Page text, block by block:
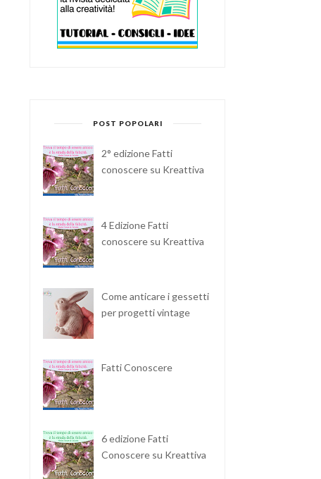
POST POPOLARI
2° edizione Fatti
conoscere su Kreattiva
4 Edizione Fatti
conoscere su Kreattiva
Come anticare i gessetti
per progetti vintage
Fatti Conoscere
6 edizione Fatti
Conoscere su Kreattiva